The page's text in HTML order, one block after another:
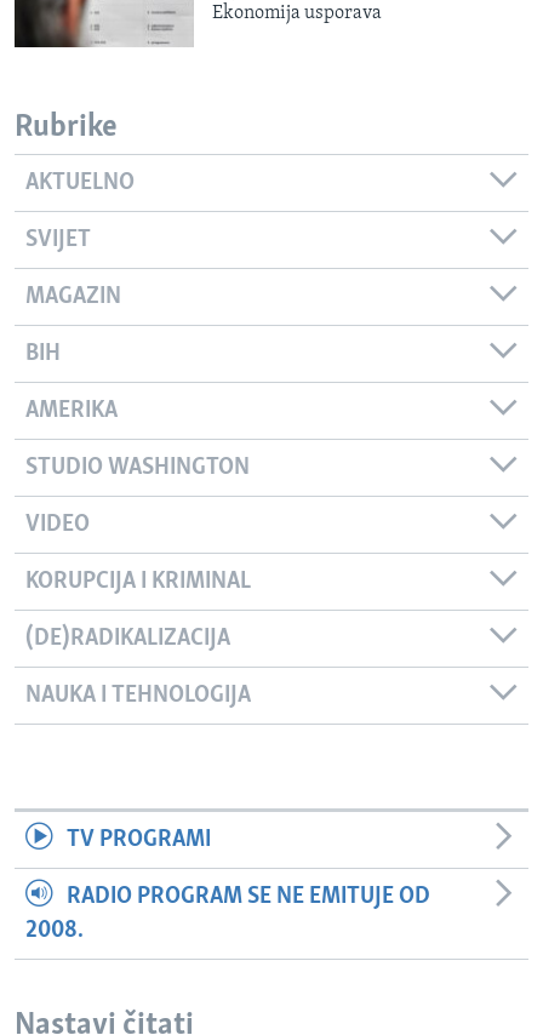
Ekonomija usporava
Rubrike
AKTUELNO
SVIJET
MAGAZIN
BIH
AMERIKA
STUDIO WASHINGTON
VIDEO
KORUPCIJA I KRIMINAL
(DE)RADIKALIZACIJA
NAUKA I TEHNOLOGIJA
TV PROGRAMI
RADIO PROGRAM SE NE EMITUJE OD
2008.
Nastavi čitati